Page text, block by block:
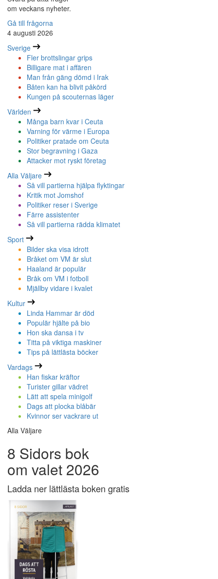
om veckans nyheter.
Gå till frågorna
4 augusti 2026
Sverige
Fler brottslingar grips
Billigare mat i affären
Man från gäng dömd i Irak
Båten kan ha blivit påkörd
Kungen på scouternas läger
Världen
Många barn kvar i Ceuta
Varning för värme i Europa
Politiker pratade om Ceuta
Stor begravning i Gaza
Attacker mot ryskt företag
Alla Väljare
Så vill partierna hjälpa flyktingar
Kritik mot Jomshof
Politiker reser i Sverige
Färre assistenter
Så vill partierna rädda klimatet
Sport
Bilder ska visa idrott
Bråket om VM är slut
Haaland är populär
Bråk om VM i fotboll
Mjällby vidare i kvalet
Kultur
Linda Hammar är död
Populär hjälte på bio
Hon ska dansa i tv
Titta på viktiga maskiner
Tips på lättlästa böcker
Vardags
Han fiskar kräftor
Turister gillar vädret
Lätt att spela minigolf
Dags att plocka blåbär
Kvinnor ser vackrare ut
Alla Väljare
8 Sidors bok
om valet 2026
Ladda ner lättlästa boken gratis